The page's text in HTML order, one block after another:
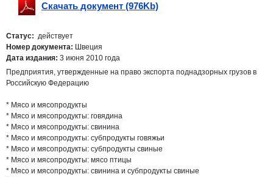
Скачать документ (976Kb)
Статус: действует
Номер документа: Швеция
Дата издания: 3 июня 2010 года
Предприятия, утвержденные на право экспорта поднадзорных грузов в
Российскую Федерацию
* Мясо и мясопродукты
* Мясо и мясопродукты: говядина
* Мясо и мясопродукты: свинина
* Мясо и мясопродукты: субпродукты говяжьи
* Мясо и мясопродукты: субпродукты свиные
* Мясо и мясопродукты: мясо птицы
* Мясо и мясопродукты: свинина и субпродукты свиные